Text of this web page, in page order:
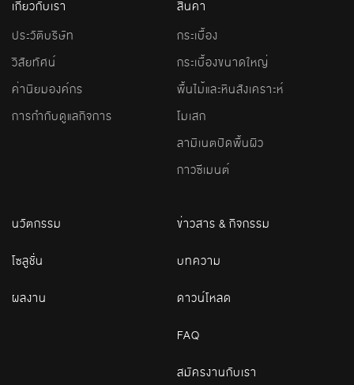
เกี่ยวกับเรา
ประวัติบริษัท
วิสัยทัศน์
ค่านิยมองค์กร
การกำกับดูแลกิจการ
สินค้า
กระเบื้อง
กระเบื้องขนาดใหญ่
พื้นไม้และหินสังเคราะห์
โมเสก
ลามิเนตปิดพื้นผิว
กาวซีเมนต์
นวัตกรรม
โซลูชั่น
ผลงาน
ข่าวสาร & กิจกรรม
บทความ
ดาวน์โหลด
FAQ
สมัครงานกับเรา